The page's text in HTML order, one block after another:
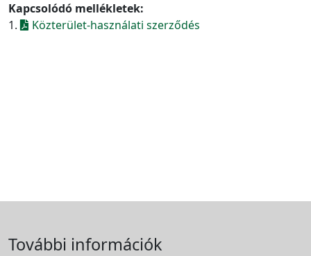
Kapcsolódó mellékletek:
1.
Közterület-használati szerződés
További információk